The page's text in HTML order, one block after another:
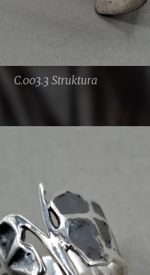
C.003.3 Struktura